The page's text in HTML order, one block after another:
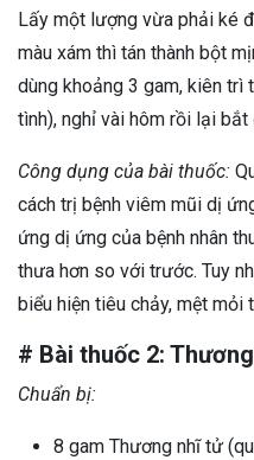
Lấy một lượng vừa phải ké
màu xám thì tán thành bột
dùng khoảng 3 gam, kiên trì
tình), nghỉ vài hôm rồi lại
Công dụng của bài thuốc:
cách trị bệnh viêm mũi dị
ứng dị ứng của bệnh nhân
thưa hơn so với trước. Tuy
biểu hiện tiêu chảy, mệt
# Bài thuốc 2:
Chuẩn bị:
8 gam Thương nhĩ tử